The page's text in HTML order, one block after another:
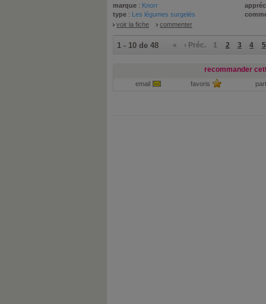
marque : Knorr
type : Les légumes surgelés
voir la fiche
commenter
1 - 10 de 48 « ‹ Préc. 1 2 3 4 5
recommander
email favoris